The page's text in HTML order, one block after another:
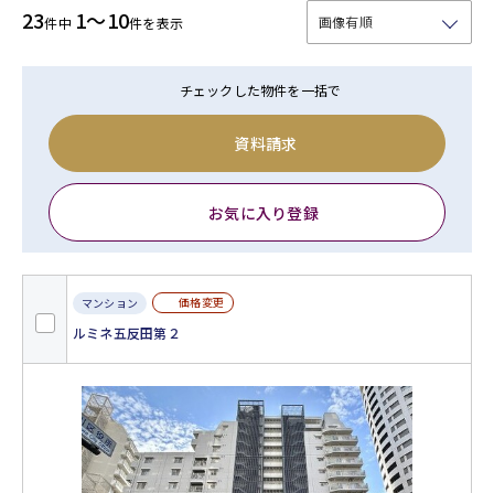
23件中 1～10件を表示
チェックした物件を一括で
資料請求
お気に入り登録
マンション 価格変更
ルミネ五反田第２